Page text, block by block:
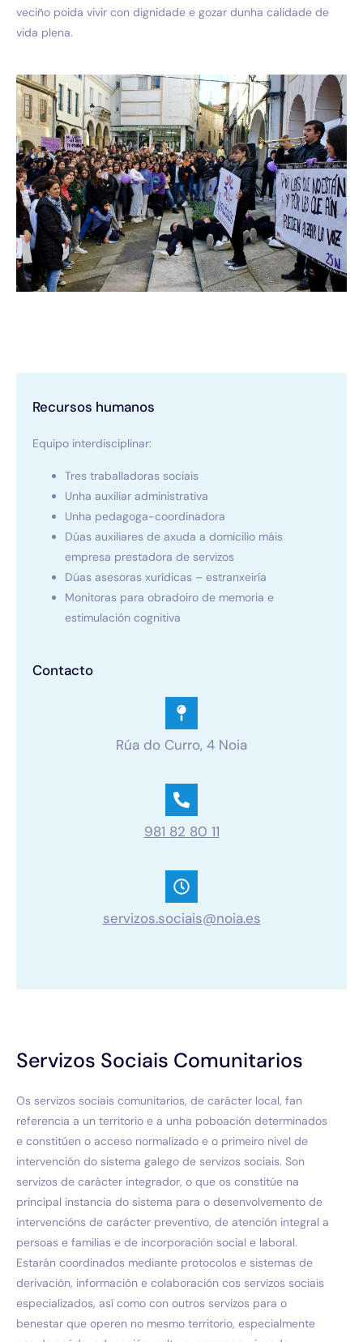
veciño poida vivir con dignidade e gozar dunha calidade de
vida plena.
Recursos humanos
Equipo interdisciplinar:
Tres traballadoras sociais
Unha auxiliar administrativa
Unha pedagoga-coordinadora
Dúas auxiliares de axuda a domicilio máis
empresa prestadora de servizos
Dúas asesoras xurídicas – estranxeiría
Monitoras para obradoiro de memoria e
estimulación cognitiva
Contacto
Rúa do Curro, 4 Noia
981 82 80 11
servizos.sociais@noia.es
Servizos Sociais Comunitarios
Os servizos sociais comunitarios, de carácter local, fan
referencia a un territorio e a unha poboación determinados
e constitúen o acceso normalizado e o primeiro nivel de
intervención do sistema galego de servizos sociais. Son
servizos de carácter integrador, o que os constitúe na
principal instancia do sistema para o desenvolvemento de
intervencións de carácter preventivo, de atención integral a
persoas e familias e de incorporación social e laboral.
Estarán coordinados mediante protocolos e sistemas de
derivación, información e colaboración cos servizos sociais
especializados, así como con outros servizos para o
benestar que operen no mesmo territorio, especialmente